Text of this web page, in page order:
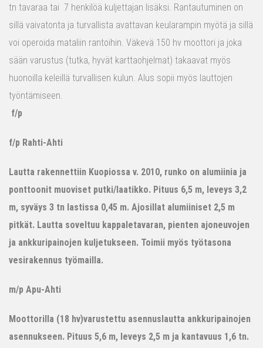
tn tavaraa tai 7 henkilöä kuljettajan lisäksi. Rantautuminen on
sillä vaivatonta ja turvallista avattavan keularampin myötä ja sillä
voi operoida mataliin rantoihin. Väkevä 150 hv moottori ja joka
sään varustus (tutka, hyvät karttaohjelmat) takaavat myös
huonoilla keleillä turvallisen kulun. Alus sopii myös lauttojen
työntämiseen.
f/p
f/p Rahti-Ahti
Lautta rakennettiin Kuopiossa v. 2010, runko on alumiinia ja
ponttoonit muoviset putki/laatikko. Pituus 6,5 m, leveys 3,2
m, syväys 3 tn lastissa 0,45 m. Ajosillat alumiiniset 2,5 m
pitkät. Lautta soveltuu kappaletavaran, pienten ajoneuvojen
ja ankkuripainojen kuljetukseen. Toimii myös työtasona
vesirakennus työmailla.
m/p Apu-Ahti
Moottorilla (18 hv)varustettu asennuslautta ankkuripainojen
asennukseen. Pituus 5,6 m, leveys 2,5 m ja kantavuus 1,6 tn.